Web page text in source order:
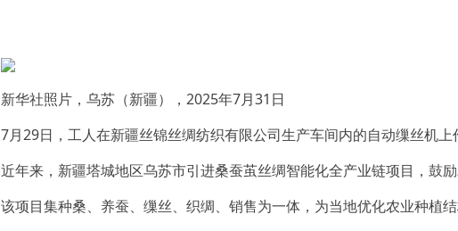
新华社照片，乌苏（新疆），2025年7月31日
7月29日，工人在新疆丝锦丝绸纺织有限公司生产车间内的自动缫丝机上
近年来，新疆塔城地区乌苏市引进桑蚕茧丝绸智能化全产业链项目，鼓励
该项目集种桑、养蚕、缫丝、织绸、销售为一体，为当地优化农业种植